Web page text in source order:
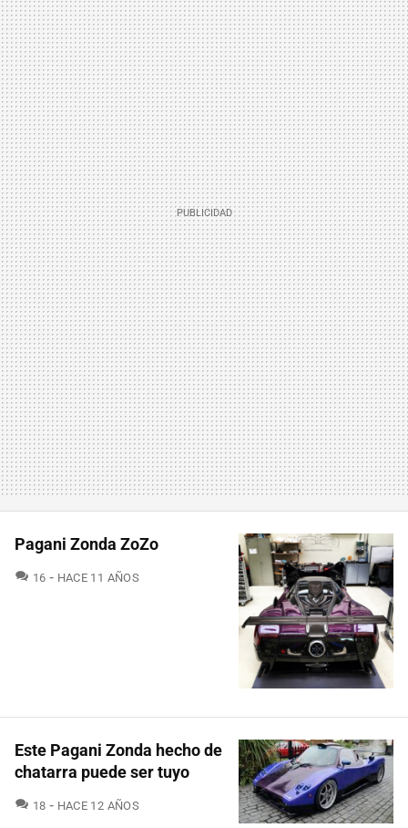
Pagani Zonda ZoZo
16 COMENTARIOS
HACE 11 AÑOS
Este Pagani Zonda hecho de
chatarra puede ser tuyo
18 COMENTARIOS
HACE 12 AÑOS